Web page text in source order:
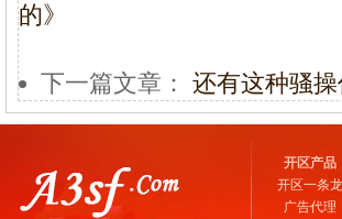
的》
下一篇文章： 还有这种骚
开区产品
开区一条龙
广告代理